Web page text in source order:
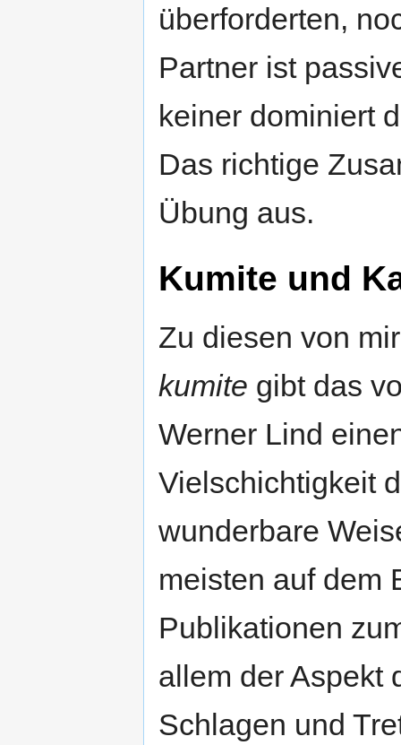
überforderten,
Partner ist
keiner dominiert
Das richtige
Übung aus.
Kumite und
Zu diesen von
kumite gibt das
Werner Lind
Vielschichtigkeit
wunderbare
meisten auf dem
Publikationen
allem der Aspekt
Schlagen und